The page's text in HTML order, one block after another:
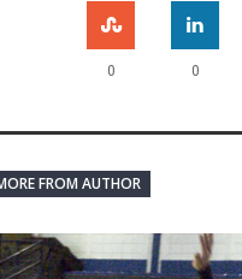
0 0
FROM AUTHOR